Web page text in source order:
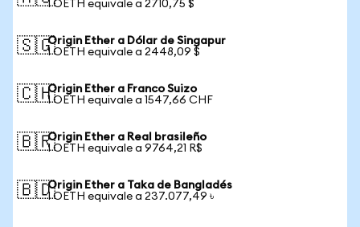
1 OETH equivale a 2710,75 $
🇸🇬Origin Ether a Dólar de Singapur
1 OETH equivale a 2448,09 $
🇨🇭Origin Ether a Franco Suizo
1 OETH equivale a 1547,66 CHF
🇧🇷Origin Ether a Real brasileño
1 OETH equivale a 9764,21 R$
🇧🇩Origin Ether a Taka de Bangladés
1 OETH equivale a 237.077,49 ৳